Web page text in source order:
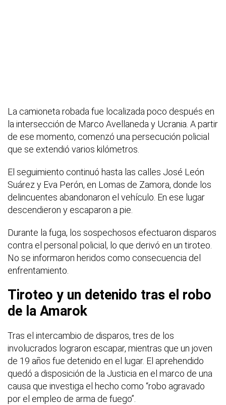
La camioneta robada fue localizada poco después en
la intersección de Marco Avellaneda y Ucrania. A partir
de ese momento, comenzó una persecución policial
que se extendió varios kilómetros.
El seguimiento continuó hasta las calles José León
Suárez y Eva Perón, en Lomas de Zamora, donde los
delincuentes abandonaron el vehículo. En ese lugar
descendieron y escaparon a pie.
Durante la fuga, los sospechosos efectuaron disparos
contra el personal policial, lo que derivó en un tiroteo.
No se informaron heridos como consecuencia del
enfrentamiento.
Tiroteo y un detenido tras el robo
de la Amarok
Tras el intercambio de disparos, tres de los
involucrados lograron escapar, mientras que un joven
de 19 años fue detenido en el lugar. El aprehendido
quedó a disposición de la Justicia en el marco de una
causa que investiga el hecho como “robo agravado
por el empleo de arma de fuego”.